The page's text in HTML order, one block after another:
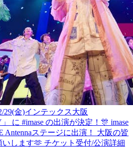
29(金)インテックス大阪
に #imase の出演が決定！🎊 imase
Antennaステージに出演！ 大阪の皆
します🫶 チケット受付/公演詳細